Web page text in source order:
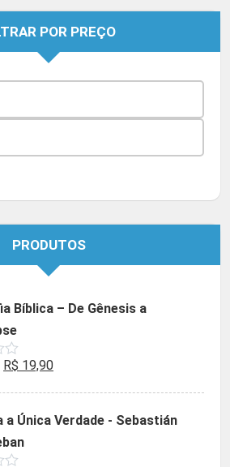
POR PREÇO
PRODUTOS
Bíblica – De Gênesis a
O
era:
R$ 35,90.
R$ 19,90O
é:
a Única Verdade - Sebastián